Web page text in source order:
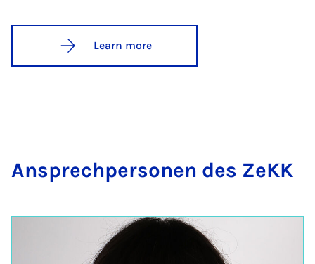
Learn more
An­s­prech­per­son­en des ZeKK